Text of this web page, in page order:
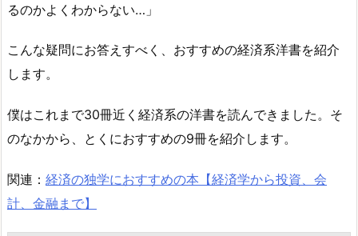
るのかよくわからない…」
こんな疑問にお答えすべく、おすすめの経済系洋書を紹介
します。
僕はこれまで30冊近く経済系の洋書を読んできました。そ
のなかから、とくにおすすめの9冊を紹介します。
関連： 経済の独学におすすめの本【経済学から投資、会
計、金融まで】